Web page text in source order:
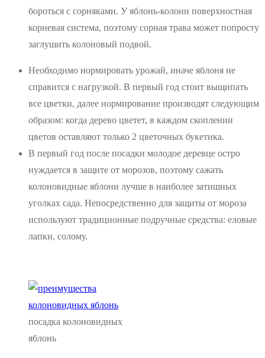
бороться с сорняками. У яблонь-колонн поверхностная
корневая система, поэтому сорная трава может попросту
заглушить колоновый подвой.
Необходимо нормировать урожай, иначе яблоня не
справится с нагрузкой. В первый год стоит выщипать
все цветки, далее нормирование производят следующим
образом: когда дерево цветет, в каждом скоплении
цветов оставляют только 2 цветочных букетика.
В первый год после посадки молодое деревце остро
нуждается в защите от морозов, поэтому сажать
колоновидные яблони лучше в наиболее затишных
уголках сада. Непосредственно для защиты от мороза
используют традиционные подручные средства: еловые
лапки, солому.
посадка колоновидных
яблонь